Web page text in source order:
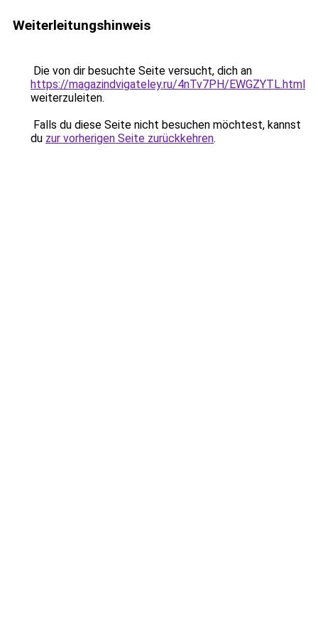
Weiterleitungshinweis
Die von dir besuchte Seite versucht, dich an
https://magazindvigateley.ru/4nTv7PH/EWGZYTL.html
weiterzuleiten.
Falls du diese Seite nicht besuchen möchtest, kannst
du zur vorherigen Seite zurückkehren.